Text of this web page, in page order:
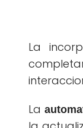
La
La